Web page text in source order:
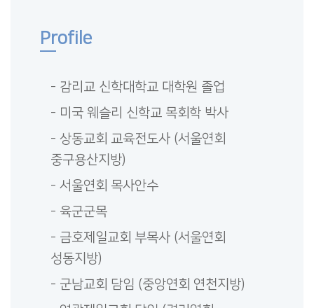
Profile
- 감리교 신학대학교 대학원 졸업
- 미국 웨슬리 신학교 목회학 박사
- 상동교회 교육전도사 (서울연회
중구용산지방)
- 서울연회 목사안수
- 육군군목
- 금호제일교회 부목사 (서울연회
성동지방)
- 군남교회 담임 (중앙연회 연천지방)